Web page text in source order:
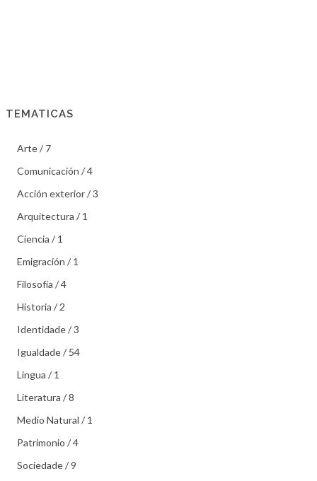
TEMATICAS
Arte / 7
Comunicación / 4
Acción exterior / 3
Arquitectura / 1
Ciencia / 1
Emigración / 1
Filosofía / 4
Historia / 2
Identidade / 3
Igualdade / 54
Lingua / 1
Literatura / 8
Medio Natural / 1
Patrimonio / 4
Sociedade / 9